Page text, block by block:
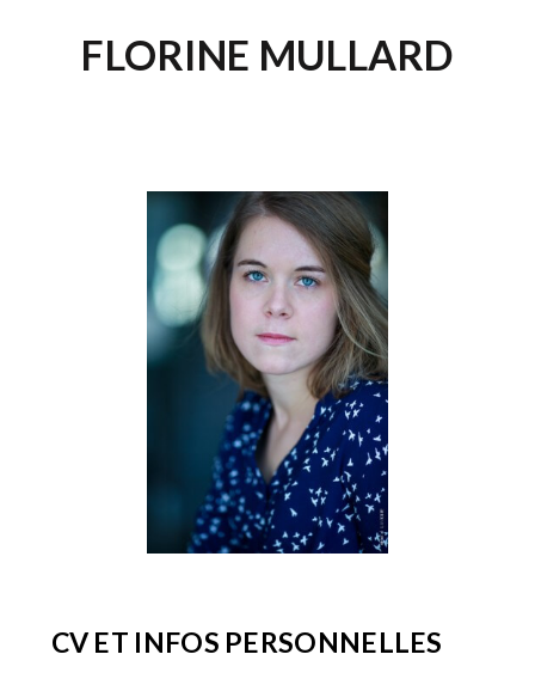
FLORINE MULLARD
CV ET INFOS PERSONNELLES